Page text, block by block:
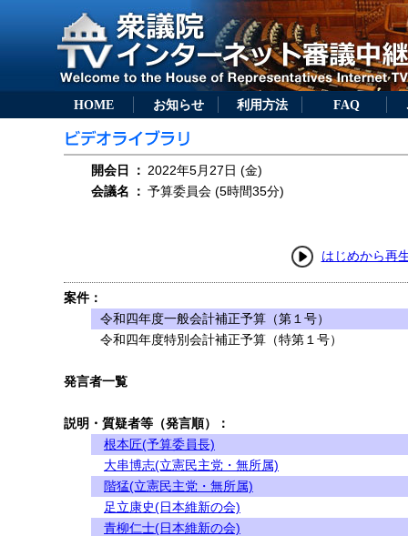
HOME お知らせ 利用方法 FAQ
開会日 ： 2022年5月27日 (金)
会議名
： 予算委員会 (5時間35分)
はじめから再
案件：
令和四年度一般会計補正予算（第１号）
令和四年度特別会計補正予算（特第１号）
発言者一覧
説明・質疑者等（発言順）：
根本匠(予算委員長)
大串博志(立憲民主党・無所属)
階猛(立憲民主党・無所属)
足立康史(日本維新の会)
青柳仁士(日本維新の会)